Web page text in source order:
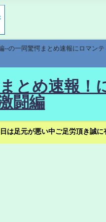
の一同驚愕まとめ速報にロマン
とめ速報！
闘編
足元が悪い中ご足労頂き誠に